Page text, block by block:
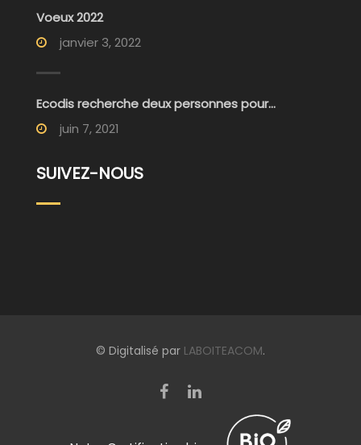
Voeux 2022
janvier 3, 2022
Ecodis recherche deux personnes pour...
juin 7, 2021
SUIVEZ-NOUS
© Digitalisé par LABOITEACOM.